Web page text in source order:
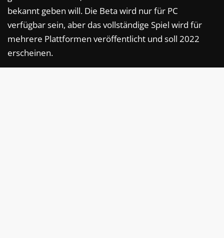
bekannt geben will. Die Beta wird nur für PC
verfügbar sein, aber das vollständige Spiel wird für
mehrere Plattformen veröffentlicht und soll 2022
erscheinen.